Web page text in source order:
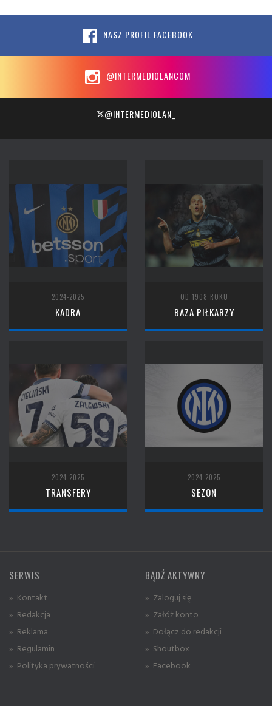
NASZ PROFIL FACEBOOK
@INTERMEDIOLANCOM
@INTERMEDIOLAN_
2024-2025
KADRA
OD 1908 ROKU
BAZA PIŁKARZY
2024-2025
TRANSFERY
2024-2025
SEZON
SERWIS
» Kontakt
» Redakcja
» Reklama
» Regulamin
» Polityka prywatności
BĄDŹ AKTYWNY
» Zaloguj się
» Załóż konto
» Dołącz do redakcji
» Shoutbox
» Facebook